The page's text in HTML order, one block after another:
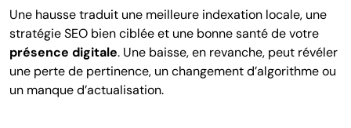
Une hausse traduit une meilleure indexation locale, une
stratégie SEO bien ciblée et une bonne santé de votre
présence digitale. Une baisse, en revanche, peut révéler
une perte de pertinence, un changement d’algorithme ou
un manque d’actualisation.